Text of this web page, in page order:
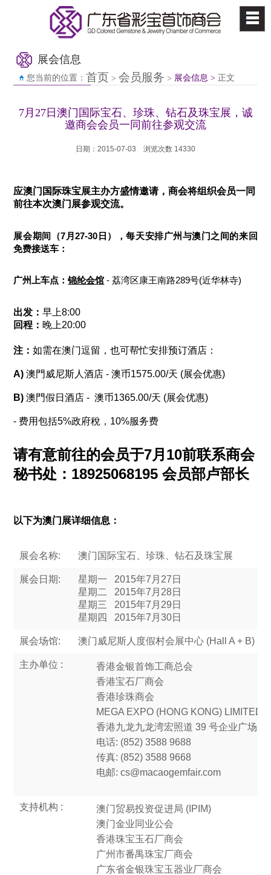
展会信息
您当前的位置：首页 > 会员服务 > 展会信息 > 正文
7月27日澳门国际宝石、珍珠、钻石及珠宝展，诚
邀商会会员一同前往参观交流
日期：2015-07-03 浏览次数 14330
应澳门国际珠宝展主办方盛情邀请，商会将组织会员一同
前往本次澳门展参观交流。
展会期间（7月27-30日），每天安排广州与澳门之间的来回
免费接送车：
广州上车点：锦纶会馆 - 荔湾区康王南路289号(近华林寺)
出发：早上8:00
回程： 晚上20:00
注：如需在澳门逗留，也可帮忙安排预订酒店：
A) 澳門威尼斯人酒店 - 澳币1575.00/天 (展会优惠)
B) 澳門假日酒店 - 澳币1365.00/天 (展会优惠)
- 费用包括5%政府稅，10%服务费
请有意前往的会员于7月10前联系商会
秘书处：18925068195 会员部卢部长
以下为澳门展详细信息：
展会名称: 澳门国际宝石、珍珠、钻石及珠宝展
展会日期: 星期一
2015年7月27日
星期二
2015年7月28日
星期三
2015年7月29日
星期四
2015年7月30日
展会场馆: 澳门威尼斯人度假村会展中心 (Hall A + B)
主办单位 :
香港金银首饰工商总会
香港宝石厂商会
香港珍珠商会
MEGA EXPO (HONG KONG) LIMITED
香港九龙九龙湾宏照道 39 号企业广场三
电话: (852) 3588 9688
传真: (852) 3588 9668
电邮: cs@macaogemfair.com
支持机构 :
澳门贸易投资促进局 (IPIM)
澳门金业同业公会
香港珠宝玉石厂商会
广州市番禺珠宝厂商会
广东省金银珠宝玉器业厂商会